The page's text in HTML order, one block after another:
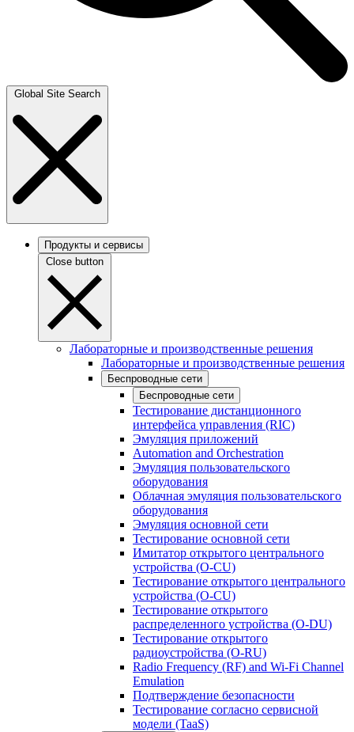
Global Site Search
Продукты и сервисы
Close button
Лабораторные и производственные решения
Лабораторные и производственные решения
Беспроводные сети
Беспроводные сети
Тестирование дистанционного
интерфейса управления (RIC)
Эмуляция приложений
Automation and Orchestration
Эмуляция пользовательского
оборудования
Облачная эмуляция пользовательского
оборудования
Эмуляция основной сети
Тестирование основной сети
Имитатор открытого центрального
устройства (O-CU)
Тестирование открытого центрального
устройства (O-CU)
Тестирование открытого
распределенного устройства (O-DU)
Тестирование открытого
радиоустройства (O-RU)
Radio Frequency (RF) and Wi-Fi Channel
Emulation
Подтверждение безопасности
Тестирование согласно сервисной
модели (TaaS)